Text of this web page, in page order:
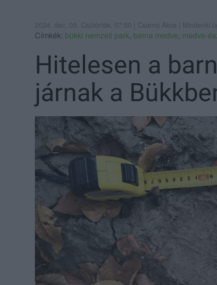
2024. dec. 05. Csütörtök, 07:50 | Csarnó Ákos | Mindenki
Címkék: bükki nemzeti park, barna medve, medve-
Hitelesen a
járnak a